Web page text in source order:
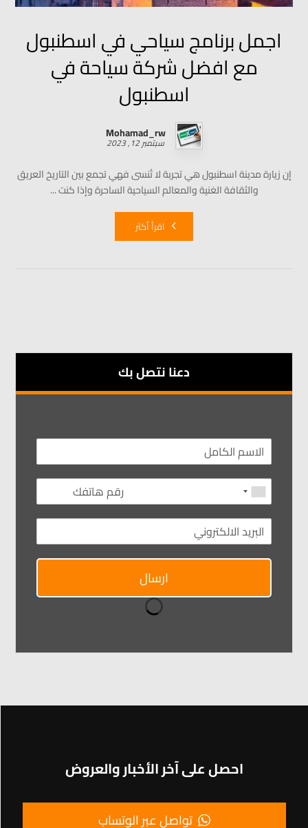
اجمل برنامج سياحي في اسطنبول
مع افضل شركة سياحة في
اسطنبول
Mohamad_rw
سبتمبر 12, 2023
إن زيارة مدينة اسطنبول هي تجربة لا تُنسى فهي تجمع بين التاريخ العريق
والثقافة الغنية والمعالم السياحية الساحرة وإذا كنت ...
اقرأ أكثر
دعنا نتصل بك
ارسال
احصل على آخر الأخبار والعروض
تواصل عبر الوتساب